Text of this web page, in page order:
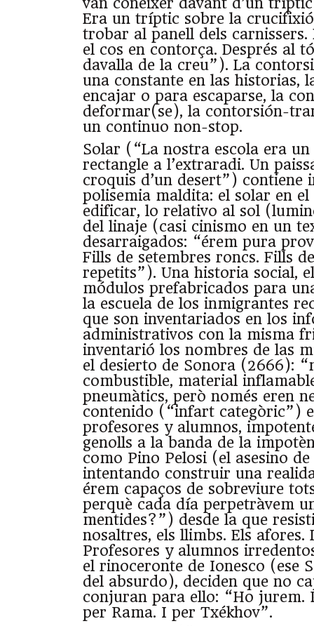
van conèixer davant d’un
Era un tríptic sobre la
trobar al panell dels carnissers.
el cos en contorça. Després al
davalla de la creu”). La
una constante en las historias,
encajar o para escaparse, la
deformar(se), la contorsión-
un continuo non-stop.
Solar (“La nostra escola era un
rectangle a l’extraradi. Un
croquis d’un desert”) contiene
polisemia maldita: el solar en el
edificar, lo relativo al sol
del linaje (casi cinismo en un
desarraigados: “érem pura
Fills de setembres roncs. Fills
repetits”). Una historia social,
módulos prefabricados para
la escuela de los inmigrantes
que son inventariados en los
administrativos con la misma
inventarió los nombres de las
el desierto de Sonora (2666):
combustible, material
pneumàtics, però només eren
contenido (“infart categòric”)
profesores y alumnos,
genolls a la banda de la
como Pino Pelosi (el asesino
intentando construir una
érem capaços de sobreviure
perquè cada día perpetràvem
mentides?”) desde la que
nosaltres, els llimbs. Els afores.
Profesores y alumnos
el rinoceronte de Ionesco (ese
del absurdo), deciden que no
conjuran para ello: “Ho jurem.
per Rama. I per Txékhov”.